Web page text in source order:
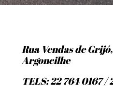
Rua Vendas de
Argoncilhe
TELS: 22 764 0167 /